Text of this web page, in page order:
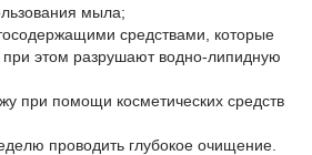
мыла;
средствами, которые
этом разрушают водно-липидную
при помощи косметических средств
проводить глубокое очищение.